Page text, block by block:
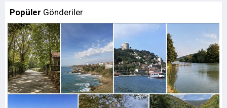
Popüler Gönderiler